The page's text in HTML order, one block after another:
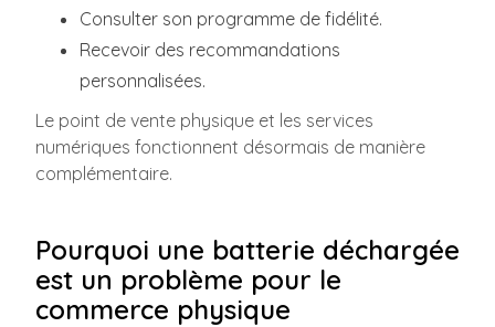
Consulter son programme de fidélité.
Recevoir des recommandations
personnalisées.
Le point de vente physique et les services
numériques fonctionnent désormais de manière
complémentaire.
Pourquoi une batterie déchargée
est un problème pour le
commerce physique